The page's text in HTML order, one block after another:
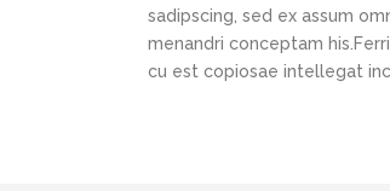
sadipscing, sed ex assum
menandri conceptam
cu est copiosae intellegat